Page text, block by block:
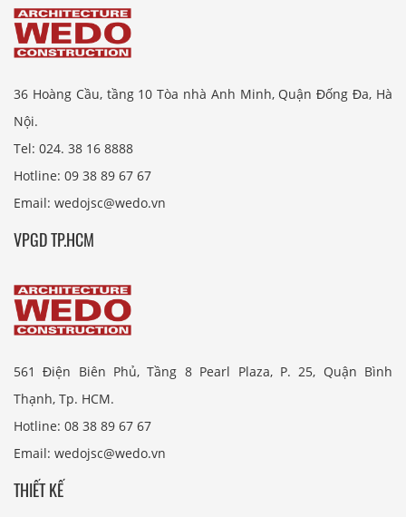
36 Hoàng Cầu, tầng 10 Tòa nhà Anh Minh, Quận Đống Đa, Hà
Nội.
Tel: 024. 38 16 8888
Hotline: 09 38 89 67 67
Email: wedojsc@wedo.vn
VPGD TP.HCM
561 Điện Biên Phủ, Tầng 8 Pearl Plaza, P. 25, Quận Bình
Thạnh, Tp. HCM.
Hotline: 08 38 89 67 67
Email: wedojsc@wedo.vn
THIẾT KẾ